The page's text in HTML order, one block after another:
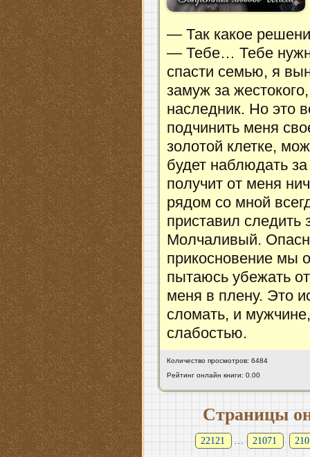
— Так какое
— Тебе… Тебе
спасти семью, я
замуж за
наследник. Но это
подчинить меня
золотой клетке,
будет наблюдать
получит от меня
рядом со мной
приставил
Молчаливый.
прикосновение мы
пытаюсь убежать
меня в плену. Это
сломать, и
слабостью.
Количество просмотров: 6484
Рейтинг онлайн книги: 0.00
Страницы
22121 … 21071